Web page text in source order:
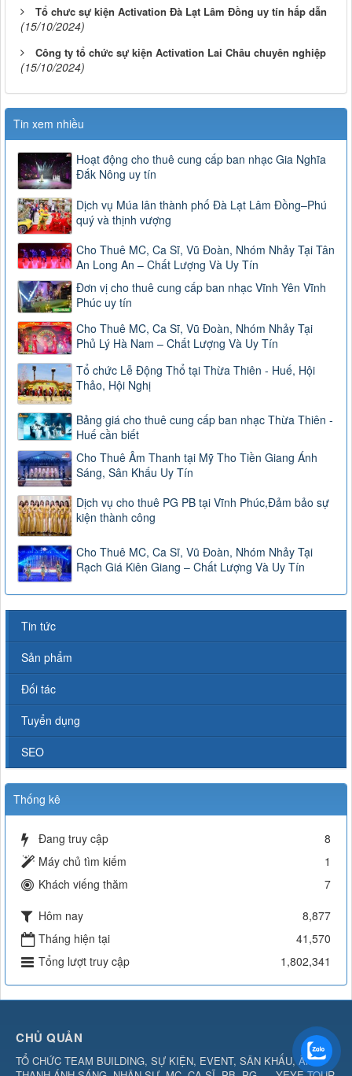
Tổ chưc sự kiện Activation Đà Lạt Lâm Đồng uy tín hấp dẫn
(15/10/2024)
Công ty tổ chức sự kiện Activation Lai Châu chuyên nghiệp
(15/10/2024)
Tin xem nhiều
Hoạt động cho thuê cung cấp ban nhạc Gia Nghĩa
Đắk Nông uy tín
Dịch vụ Múa lân thành phố Đà Lạt Lâm Đồng–Phú
quý và thịnh vượng
Cho Thuê MC, Ca Sĩ, Vũ Đoàn, Nhóm Nhảy Tại Tân
An Long An – Chất Lượng Và Uy Tín
Đơn vị cho thuê cung cấp ban nhạc Vĩnh Yên Vĩnh
Phúc uy tín
Cho Thuê MC, Ca Sĩ, Vũ Đoàn, Nhóm Nhảy Tại
Phủ Lý Hà Nam – Chất Lượng Và Uy Tín
Tổ chức Lễ Động Thổ tại Thừa Thiên - Huế, Hội
Thảo, Hội Nghị
Bảng giá cho thuê cung cấp ban nhạc Thừa Thiên -
Huế cần biết
Cho Thuê Âm Thanh tại Mỹ Tho Tiền Giang Ánh
Sáng, Sân Khấu Uy Tín
Dịch vụ cho thuê PG PB tại Vĩnh Phúc,Đảm bảo sự
kiện thành công
Cho Thuê MC, Ca Sĩ, Vũ Đoàn, Nhóm Nhảy Tại
Rạch Giá Kiên Giang – Chất Lượng Và Uy Tín
Tin tức
Sản phẩm
Đối tác
Tuyển dụng
SEO
Thống kê
Đang truy cập
8
Máy chủ tìm kiếm
1
Khách viếng thăm
7
Hôm nay
8,877
Tháng hiện tại
41,570
Tổng lượt truy cập
1,802,341
CHỦ QUẢN
TỔ CHỨC TEAM BUILDING, SỰ KIỆN, EVENT, SÂN KHẤU, ÂM